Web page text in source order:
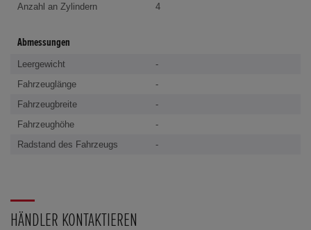
Anzahl an Zylindern
4
Abmessungen
Leergewicht
-
Fahrzeuglänge
-
Fahrzeugbreite
-
Fahrzeughöhe
-
Radstand des Fahrzeugs
-
HÄNDLER KONTAKTIEREN